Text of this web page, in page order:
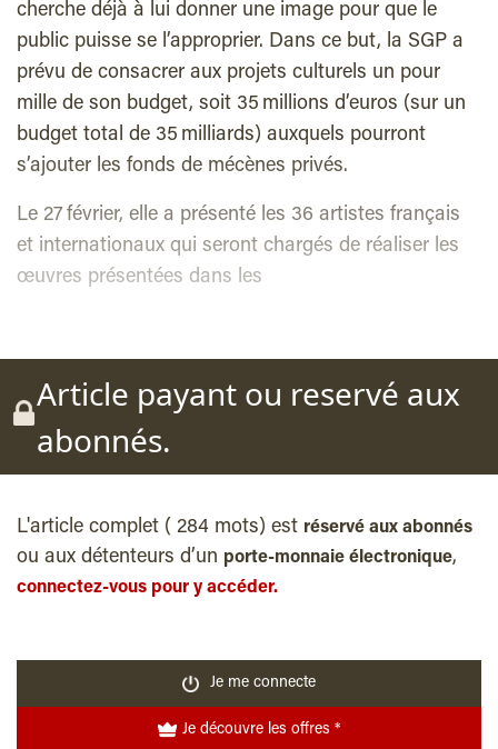
cherche déjà à lui donner une image pour que le
public puisse se l’approprier. Dans ce but, la SGP a
prévu de consacrer aux projets culturels un pour
mille de son budget, soit 35 millions d’euros (sur un
budget total de 35 milliards) auxquels pourront
s’ajouter les fonds de mécènes privés.
Le 27 février, elle a présenté les 36 artistes français
et internationaux qui seront chargés de réaliser les
œuvres présentées dans les
Article payant ou reservé aux
abonnés.
L'article complet ( 284 mots) est réservé aux abonnés
ou aux détenteurs d’un porte-monnaie électronique,
connectez-vous pour y accéder.
Je me connecte
Je découvre les offres *